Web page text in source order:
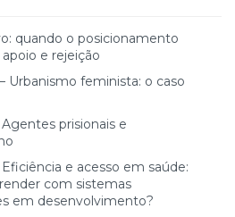
quando o posicionamento
e rejeição
Urbanismo feminista: o caso
prisionais e
e acesso em saúde:
com sistemas
em desenvolvimento?